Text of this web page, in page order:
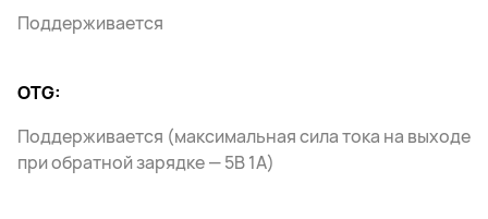
Поддерживается
OTG:
Поддерживается (максимальная сила тока на выходе
при обратной зарядке — 5В 1А)